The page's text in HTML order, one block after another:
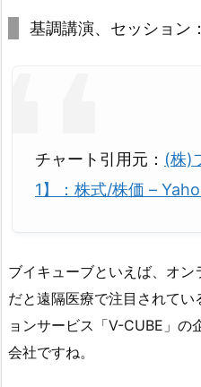
基調講演、セッション
チャート引用元： (株)
1】：株式/株価 –
ブイキューブといえば、オ
だと遠隔医療で注目されて
ョンサービス「V-CUBE」の
会社ですね。